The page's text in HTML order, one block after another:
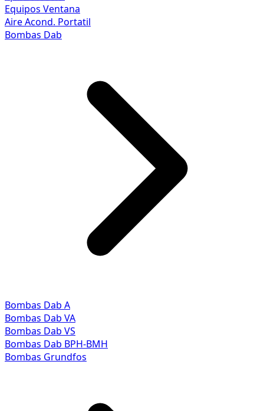
Equipos Ventana
Aire Acond. Portatil
Bombas Dab
Bombas Dab A
Bombas Dab VA
Bombas Dab VS
Bombas Dab BPH-BMH
Bombas Grundfos